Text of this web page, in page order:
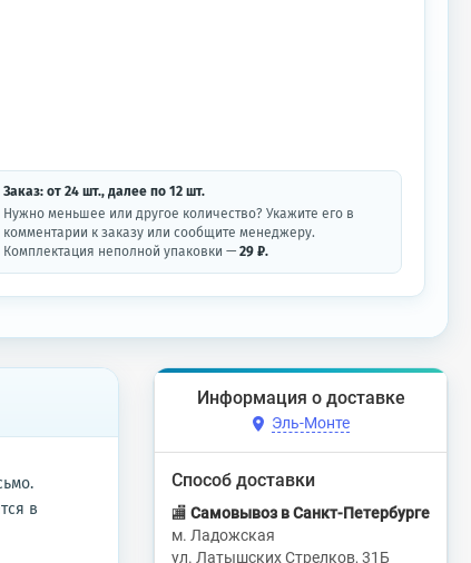
Заказ: от24 шт., далее по12 шт.
Нужно меньшее или другое количество? Укажите его в
комментарии к заказу или сообщите менеджеру.
Комплектация неполной упаковки —29 ₽.
в
Информация о доставке
Эль-Монте
Способ доставки
🏬 Самовывоз в Санкт-Петербурге
м. Ладожская
ул. Латышских Стрелков, 31Б